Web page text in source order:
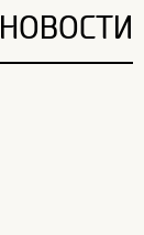
НОВОСТИ